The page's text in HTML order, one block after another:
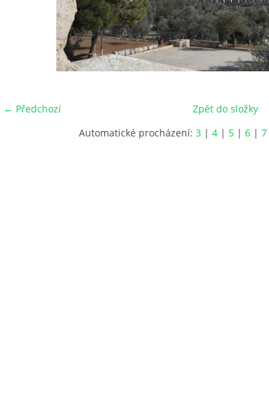
← Předchozí
Zpět do složky
Automatické procházení: 3 | 4 | 5 | 6 | 7